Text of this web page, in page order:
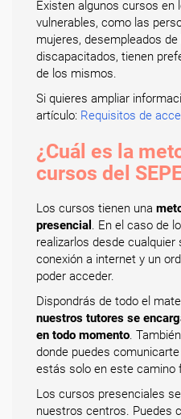
Existen algunos cursos en
vulnerables, como las
mujeres, desempleados
discapacitados, tienen
de los mismos.
Si quieres ampliar
artículo: Requisitos de
¿Cuál es la
cursos del
Los cursos tienen una
presencial
. En el caso de
realizarlos desde
conexión a internet y un
poder acceder.
Dispondrás de todo el
nuestros tutores se
en todo momento .
donde puedes
estás solo en este camino
Los cursos presenciales
nuestros centros. Puedes